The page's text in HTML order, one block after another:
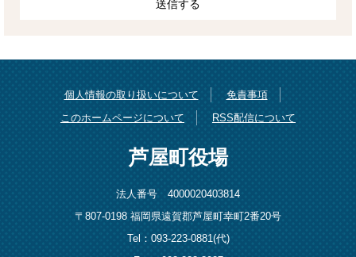
個人情報の取り扱いについて
免責事項
このホームページについて
RSS配信について
芦屋町役場
法人番号 4000020403814
〒807-0198 福岡県遠賀郡芦屋町幸町2番20号
Tel：093-223-0881(代)